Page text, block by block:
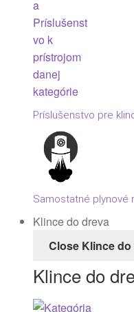
Príslušenstvo pre
Samostatné plynové
Klince do dreva
Close Klince do
Klince do